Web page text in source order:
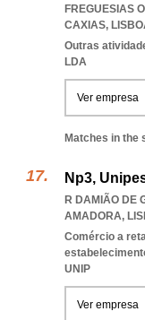
FREGUESIAS
CAXIAS,
Outras
LDA
Ver empresa
Matches in the
Np3,
R DAMIÃO DE
AMADORA,
Comércio a
UNIP
Ver empresa